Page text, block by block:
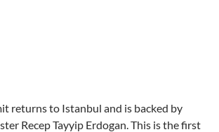
returns to Istanbul and is backed by
Recep Tayyip Erdogan. This is the first